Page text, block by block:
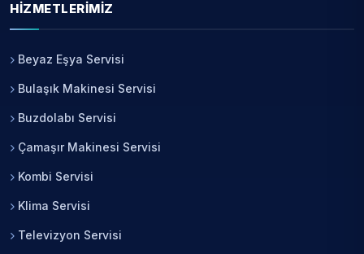
HIZMETLERIMIZ
Beyaz Eşya Servisi
Bulaşık Makinesi Servisi
Buzdolabı Servisi
Çamaşır Makinesi Servisi
Kombi Servisi
Klima Servisi
Televizyon Servisi